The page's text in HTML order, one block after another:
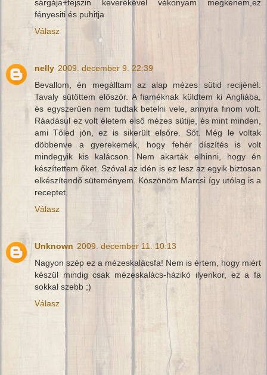
sárgája+tejszin keverékével vékonyam megkenem,ez
fényesiti és puhitja
Válasz
nelly 2009. december 9. 22:39
Bevallom, én megálltam az alap mézes sütid recijénél.
Tavaly sütöttem először. A fiaméknak küldtem ki Angliába,
és egyszerűen nem tudtak betelni vele, annyira finom volt.
Ráadásul ez volt életem első mézes sütije, és mint minden,
ami Tőled jön, ez is sikerült elsőre. Sőt. Még le voltak
döbbenve a gyerekemék, hogy fehér díszítés is volt
mindegyik kis kalácson. Nem akarták elhinni, hogy én
készítettem őket. Szóval az idén is ez lesz az egyik biztosan
elkészítendő süteményem. Köszönöm Marcsi így utólag is a
receptet.
Válasz
Unknown 2009. december 11. 10:13
Nagyon szép ez a mézeskalácsfa! Nem is értem, hogy miért
készül mindig csak mézeskalács-házikó ilyenkor, ez a fa
sokkal szebb ;)
Válasz